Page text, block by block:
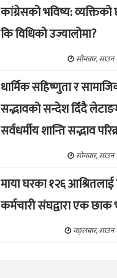
कांग्रेसको भविष्य: व्यक्तिको
कि विधिको उज्यालोमा?
सोमवार,
धार्मिक सहिष्णुता र
सद्भावको सन्देश दिँदै
सर्वधर्मीय शान्ति सद्भाव
सोमवार,
माया घरका १२६ आश्रितलाई
कर्मचारी संघद्वारा एक
मङ्लबार, साउन